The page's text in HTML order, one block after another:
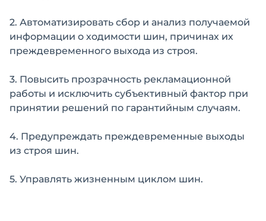
2. Автоматизировать сбор и анализ получаемой
информации о ходимости шин, причинах их
преждевременного выхода из строя.
3. Повысить прозрачность рекламационной
работы и исключить субъективный фактор при
принятии решений по гарантийным случаям.
4. Предупреждать преждевременные выходы
из строя шин.
5. Управлять жизненным циклом шин.